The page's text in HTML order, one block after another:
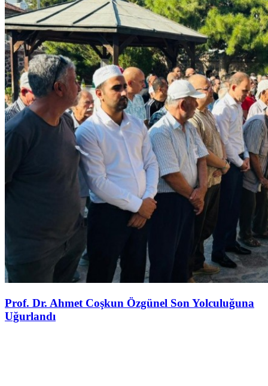
Prof. Dr. Ahmet Coşkun Özgünel Son Yolculuğuna
Uğurlandı